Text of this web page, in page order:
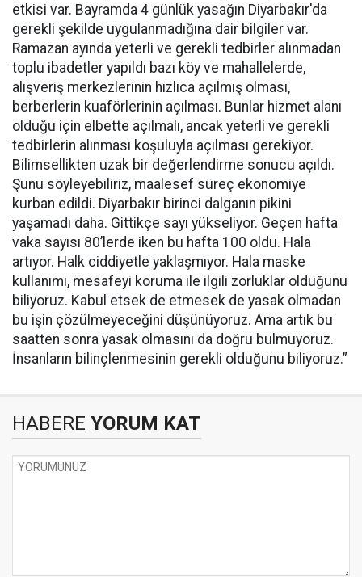
etkisi var. Bayramda 4 günlük yasağın Diyarbakır'da
gerekli şekilde uygulanmadığına dair bilgiler var.
Ramazan ayında yeterli ve gerekli tedbirler alınmadan
toplu ibadetler yapıldı bazı köy ve mahallelerde,
alışveriş merkezlerinin hızlıca açılmış olması,
berberlerin kuaförlerinin açılması. Bunlar hizmet alanı
olduğu için elbette açılmalı, ancak yeterli ve gerekli
tedbirlerin alınması koşuluyla açılması gerekiyor.
Bilimsellikten uzak bir değerlendirme sonucu açıldı.
Şunu söyleyebiliriz, maalesef süreç ekonomiye
kurban edildi. Diyarbakır birinci dalganın pikini
yaşamadı daha. Gittikçe sayı yükseliyor. Geçen hafta
vaka sayısı 80’lerde iken bu hafta 100 oldu. Hala
artıyor. Halk ciddiyetle yaklaşmıyor. Hala maske
kullanımı, mesafeyi koruma ile ilgili zorluklar olduğunu
biliyoruz. Kabul etsek de etmesek de yasak olmadan
bu işin çözülmeyeceğini düşünüyoruz. Ama artık bu
saatten sonra yasak olmasını da doğru bulmuyoruz.
İnsanların bilinçlenmesinin gerekli olduğunu biliyoruz.”
HABERE YORUM KAT